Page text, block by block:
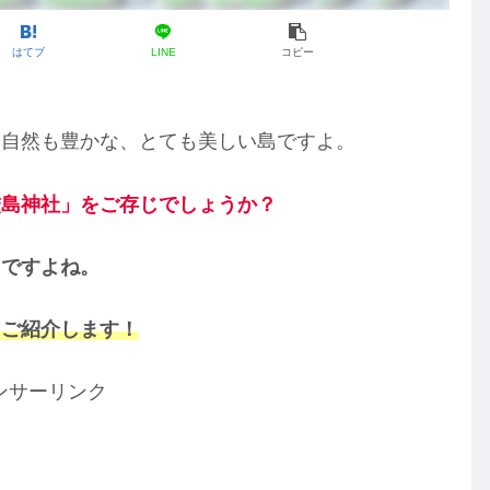
はてブ LINE コピー
然も豊かな、とても美しい島ですよ。
神社」をご存じでしょうか？
すよね。
紹介します！
サーリンク